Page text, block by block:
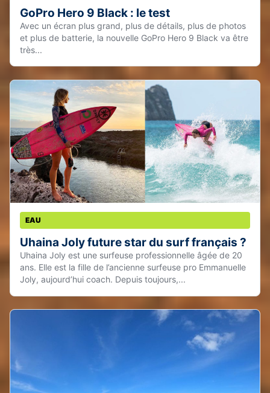
GoPro Hero 9 Black : le test
Avec un écran plus grand, plus de détails, plus de photos
et plus de batterie, la nouvelle GoPro Hero 9 Black va être
très...
EAU
Uhaina Joly future star du surf français ?
Uhaina Joly est une surfeuse professionnelle âgée de 20
ans. Elle est la fille de l’ancienne surfeuse pro Emmanuelle
Joly, aujourd’hui coach. Depuis toujours,...